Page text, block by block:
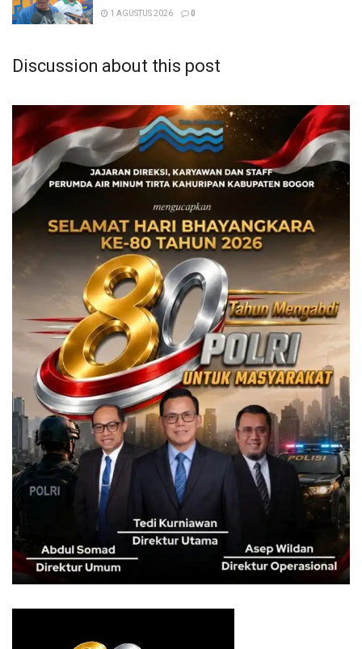
kinerja pemerintahan lebih baik, yang ada hanyalah
perilaku konspiratif untuk saling mengamankan kekuasaan
dan saling mengamankan orientasi politik,” jelasnya.
Selain itu ia mengungkapkan bahwa Iwan Setiawan
menjadi kandidat terkuat menjadi Calon Bupati Bogor
pada Pilkada 2024 mendatang, sehingga masalah ini lebih
kuat dari segi politisi yang terjadi di Daerah Kabupaten
Bogor.
“Iwan Setiawan ini kan merupakan ketua DPC Partai di
Kabupaten Bogor dan mempunyai kepentingan untuk
memenangkan calonnya dan kontestasi pemilihan
presiden. Sehingga masalah profesionalisme, kompetensi,
rekam jejak dan lain-lain dalam menentukan pasukan di
lingkungan pemerintah kabupaten bogor, dan tidak lagi
menjadi pertimbangan utama,” katanya. (be-031)
Tags: bupati bogor kabupaten bogor rotasi pejabat
Yusfitriadi
1 AGUSTUS 2026 0
Discussion about this post